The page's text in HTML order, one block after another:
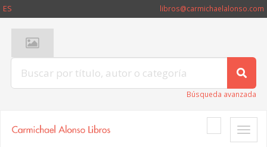
ES libros@carmichaelalonso.com
Búsqueda avanzada
Toggle